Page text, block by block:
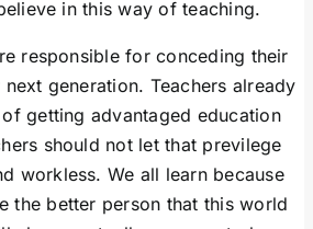
in this way of teaching.
responsible for conceding their
generation. Teachers already
getting advantaged education
should not let that previlege
workless. We all learn because
the better person that this world